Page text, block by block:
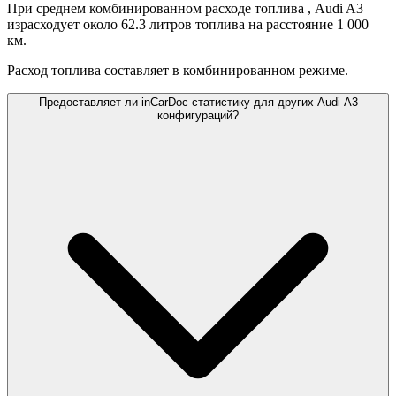
При среднем комбинированном расходе топлива , Audi A3
израсходует около 62.3 литров топлива на расстояние 1 000
км.
Расход топлива составляет в комбинированном режиме.
Предоставляет ли inCarDoc статистику для других Audi A3
конфигураций?